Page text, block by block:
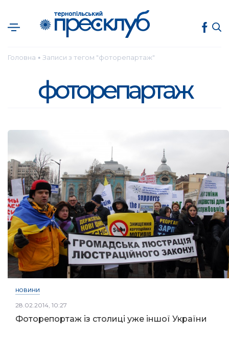
Головна ● Записи з тегом "фоторепартаж"
фоторепартаж
НОВИНИ
28.02.2014, 10:27
Фоторепортаж із столиці уже іншої України